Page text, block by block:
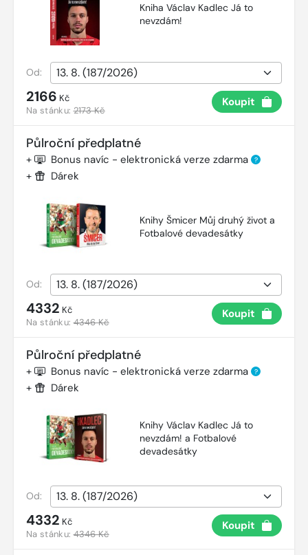
Kniha Václav Kadlec Já to
nevzdám!
Od:
2166 Kč
Na stánku:2173 Kč
Koupit
Půlroční předplatné
+ Bonus navíc - elektronická verze zdarma ?
+ Dárek
Knihy Šmicer Můj druhý život a
Fotbalové devadesátky
Od:
4332 Kč
Na stánku:4346 Kč
Koupit
Půlroční předplatné
+ Bonus navíc - elektronická verze zdarma ?
+ Dárek
Knihy Václav Kadlec Já to
nevzdám! a Fotbalové
devadesátky
Od:
4332 Kč
Na stánku:4346 Kč
Koupit